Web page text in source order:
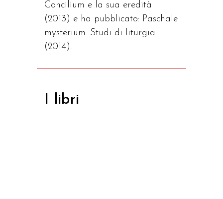
Concilium e la sua eredità
(2013) e ha pubblicato: Paschale
mysterium. Studi di liturgia
(2014).
I libri